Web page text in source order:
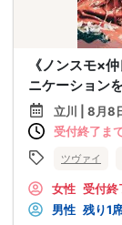
《ノンスモ×
ニケーション
立川 | 8月8
受付終了ま
ツヴァイ
女性 受付終
男性 残り1